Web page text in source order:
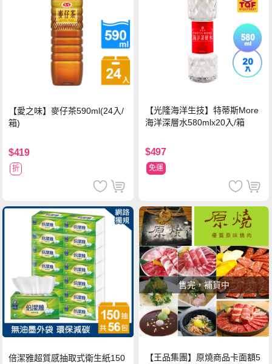
【愛之味】麥仔茶590ml(24入/
箱)
$419
折
【光隆海洋生技】特蒂斯More
海洋深層水580mlx20入/箱
$497
免運
倍潔雅超質感抽取式衛生紙150
售完，補貨中
【王品集團】原燒商品卡面額5